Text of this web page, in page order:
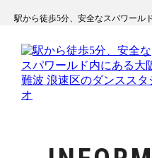
駅から徒歩5分、安全なスパワール